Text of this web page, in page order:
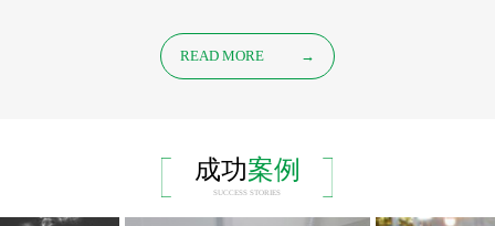
READ MORE →
成功案例
SUCCESS STORIES